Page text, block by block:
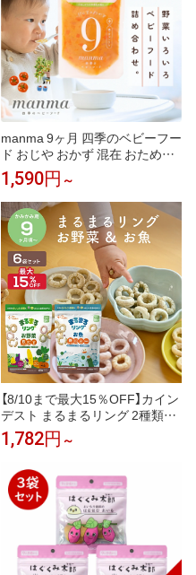
manma 9ヶ月 四季のベビーフー
ド おじや おかず 混在 おためし
離乳食 ベビーフード 赤ちゃん 1
0ヶ月 11ヶ月 マンマ はたけのみ
かた 離乳食後期 国産 レトルト
おかゆ 栄養 持ち運び 2個セッ
ト/6個セット パウチ 詰め合わせ
便利 鉄 野菜
1,590円 ～
【8/10まで最大15％OFF】カイン
デスト まるまるリング 2種類×3
袋 計6袋 │ まるまるリング ×3袋
(お野菜) │まるまるリング ×3袋
ん おやつ スナック ベビーフー
ド 幼児 野菜 鉄分 DHA ビタミン
D カルシウム │ the kindest
1,782円 ～